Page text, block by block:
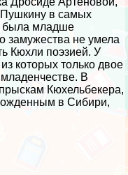
Пушкину в самых
была младше
замужества не умела
Кюхли поэзией. У
которых только двое
В
Кюхельбекера,
в Сибири,